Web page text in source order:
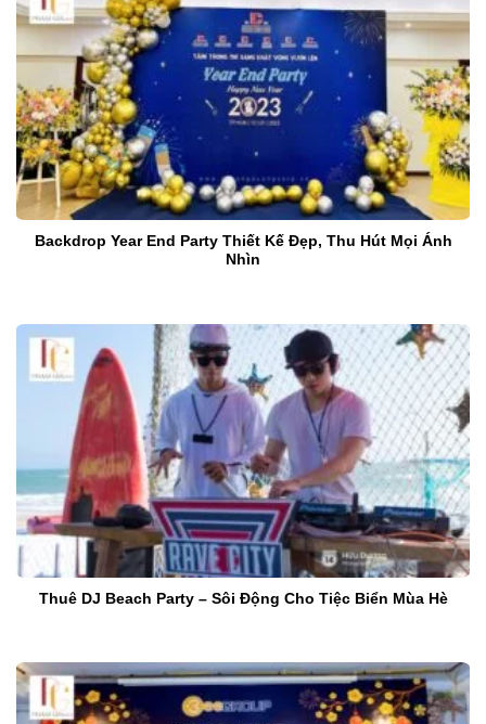
Backdrop Year End Party Thiết Kế Đẹp, Thu Hút Mọi Ánh
Nhìn
Thuê DJ Beach Party – Sôi Động Cho Tiệc Biển Mùa Hè